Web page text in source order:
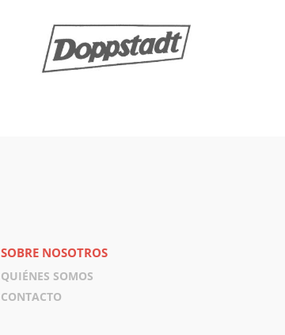
SOBRE NOSOTROS
QUIÉNES SOMOS
CONTACTO